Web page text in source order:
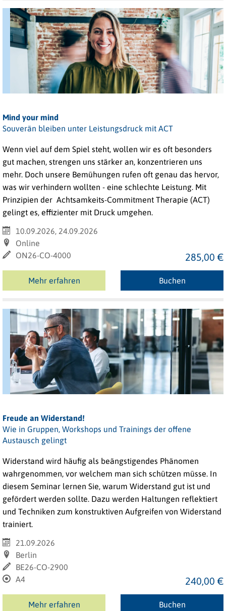
Mind your mind
Souverän bleiben unter Leistungsdruck mit ACT
Wenn viel auf dem Spiel steht, wollen wir es oft besonders
gut machen, strengen uns stärker an, konzentrieren uns
mehr. Doch unsere Bemühungen rufen oft genau das hervor,
was wir verhindern wollten - eine schlechte Leistung. Mit
Prinzipien der Achtsamkeits-Commitment Therapie (ACT)
gelingt es, effizienter mit Druck umgehen.
10.09.2026, 24.09.2026
Online
ON26-CO-4000
285,00 €
Mehr erfahren Buchen
Freude an Widerstand!
Wie in Gruppen, Workshops und Trainings der offene
Austausch gelingt
Widerstand wird häufig als beängstigendes Phänomen
wahrgenommen, vor welchem man sich schützen müsse. In
diesem Seminar lernen Sie, warum Widerstand gut ist und
gefördert werden sollte. Dazu werden Haltungen reflektiert
und Techniken zum konstruktiven Aufgreifen von Widerstand
trainiert.
21.09.2026
Berlin
BE26-CO-2900
A4
240,00 €
Mehr erfahren Buchen